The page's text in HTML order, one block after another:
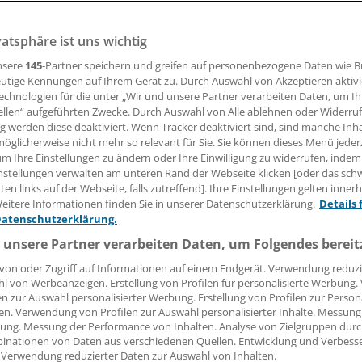
09:33 Uhr
Der Anteil der Generika, für die in der GKV ein
Jahr auf 59 Prozent gesunken. Im Jahr 2012
Medikamente rabattgeregelt. Darauf hat das
anderem gewesen, dass im April 2013 viele
sind. Dadurch fielen vor allem umsatzschwächere
heraus.
ist uns wichtig
145-Partner speichern und greifen auf personenbezogene Daten wie
Kennungen auf Ihrem Gerät zu. Durch Auswahl von Akzeptieren
für die unter „Wir und unsere Partner verarbeiten Daten, um
aufgeführten Zwecke. Durch Auswahl von Alle ablehnen oder
werden diese deaktiviert. Wenn Tracker deaktiviert sind, sind manche
nicht mehr so relevant für Sie. Sie können dieses Menü
Ihre Einstellungen zu ändern oder Ihre Einwilligung zu widerrufen, indem
verwalten am unteren Rand der Webseite klicken [oder das
links auf der Webseite, falls zutreffend]. Ihre Einstellungen gelten
Informationen finden Sie in unserer Datenschutzerklärung. Details
Partner verarbeiten Daten, um Folgendes
oder Zugriff auf Informationen auf einem Endgerät. Verwendung
von Werbeanzeigen. Erstellung von Profilen für personalisierte
zur Auswahl personalisierter Werbung. Erstellung von Profilen zur
Verwendung von Profilen zur Auswahl personalisierter Inhalte.
Messung der Performance von Inhalten. Analyse von Zielgruppen
von Daten aus verschiedenen Quellen. Entwicklung und
reduzierter Daten zur Auswahl von Inhalten.